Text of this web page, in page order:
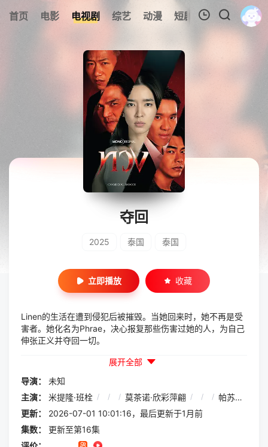
首页 电影 电视剧 综艺 动漫 短剧 今日更新
0
暂无观看影片的记录
夺回
2025 泰国 泰国
立即播放 收藏
Linen的生活在遭到侵犯后被摧毁。当她回来时，她不再是受
害者。她化名为Phrae，决心报复那些伤害过她的人，为自己
伸张正义并夺回一切。
展开全部
导演：
未知
主演：
米提隆·班栓 / / / 莫茶诺·欣彩萍翩 / / / 帕苏特·邦亚
更新：
2026-07-01 10:01:16，最后更新于1月前
集数：
更新至第16集